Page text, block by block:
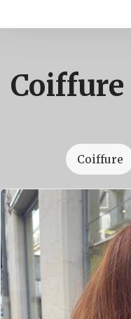
Coiffure
Coiffure